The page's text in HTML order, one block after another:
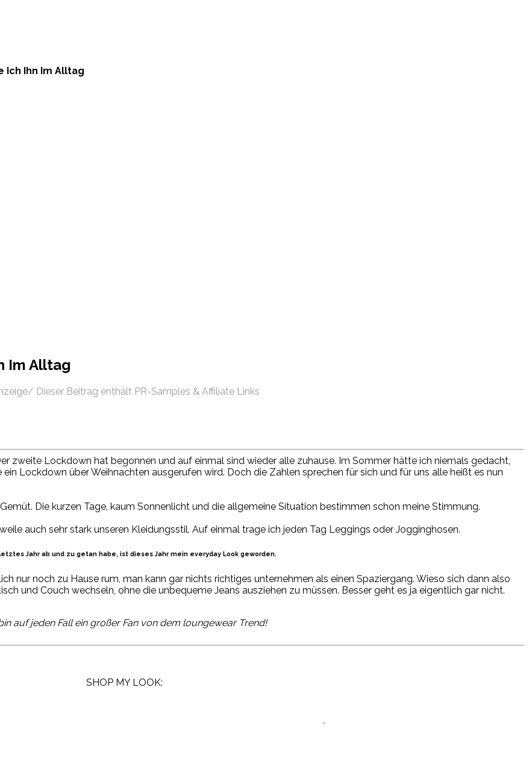
Ich Ihn Im Alltag
Im Alltag
Dieser Beitrag enthält PR-Samples & Affiliate Links
zweite Lockdown hat begonnen und auf einmal sind wieder alle zuhause. Im Sommer hätte ich niemals gedacht,
Lockdown über Weihnachten ausgerufen wird. Doch die Zahlen sprechen für sich und für uns alle heißt es nun
Die kurzen Tage, kaum Sonnenlicht und die allgemeine Situation bestimmen schon meine Stimmung.
auch sehr stark unseren Kleidungsstil. Auf einmal trage ich jeden Tag Leggings oder Jogginghosen.
Jahr ab und zu getan habe, ist dieses Jahr mein everyday Look geworden.
nur noch zu Hause rum, man kann gar nichts richtiges unternehmen als einen Spaziergang. Wieso sich dann also
und Couch wechseln, ohne die unbequeme Jeans ausziehen zu müssen. Besser geht es ja eigentlich gar nicht.
auf jeden Fall ein großer Fan von dem loungewearTrend!
SHOP MY LOOK: